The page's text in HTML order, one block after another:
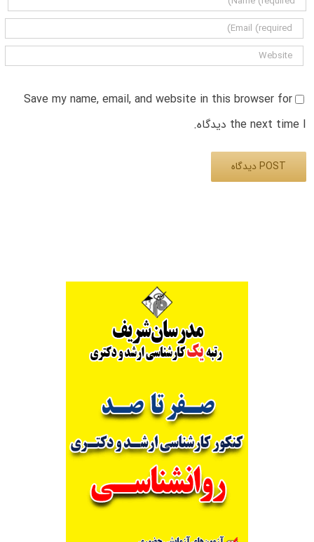
Save my name, email, and website in this browser for
the next time I دیدگاه.